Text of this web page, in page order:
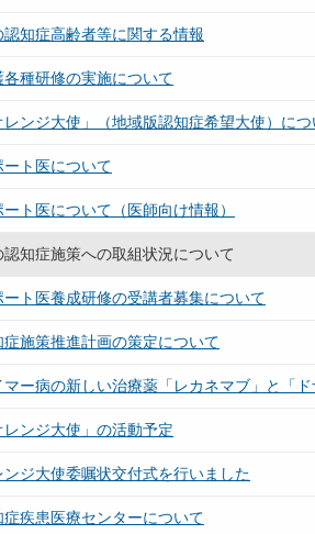
知症高齢者等に関する情報
種研修の実施について
レンジ大使」（地域版認知症希望大使）につ
ト医について
ト医について（医師向け情報）
知症施策への取組状況について
ト医養成研修の受講者募集について
施策推進計画の策定について
マー病の新しい治療薬「レカネマブ」と「
レンジ大使」の活動予定
ンジ大使委嘱状交付式を行いました
疾患医療センターについて